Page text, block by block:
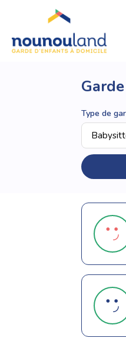
Type de